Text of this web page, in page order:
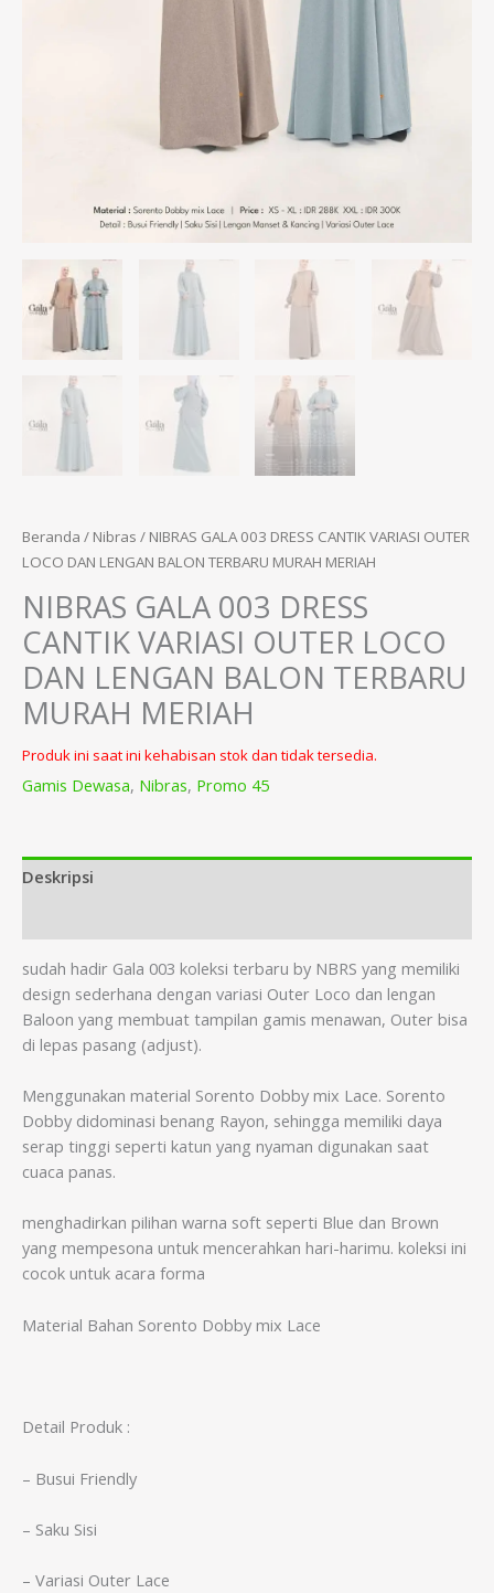
Beranda / Nibras / NIBRAS GALA 003 DRESS CANTIK VARIASI OUTER
LOCO DAN LENGAN BALON TERBARU MURAH MERIAH
NIBRAS GALA 003 DRESS
CANTIK VARIASI OUTER LOCO
DAN LENGAN BALON TERBARU
MURAH MERIAH
Produk ini saat ini kehabisan stok dan tidak tersedia.
Gamis Dewasa, Nibras, Promo 45
Deskripsi
sudah hadir Gala 003 koleksi terbaru by NBRS yang memiliki
design sederhana dengan variasi Outer Loco dan lengan
Baloon yang membuat tampilan gamis menawan, Outer bisa
di lepas pasang (adjust).
Menggunakan material Sorento Dobby mix Lace. Sorento
Dobby didominasi benang Rayon, sehingga memiliki daya
serap tinggi seperti katun yang nyaman digunakan saat
cuaca panas.
menghadirkan pilihan warna soft seperti Blue dan Brown
yang mempesona untuk mencerahkan hari-harimu. koleksi ini
cocok untuk acara forma
Material Bahan Sorento Dobby mix Lace
Detail Produk :
– Busui Friendly
– Saku Sisi
– Variasi Outer Lace